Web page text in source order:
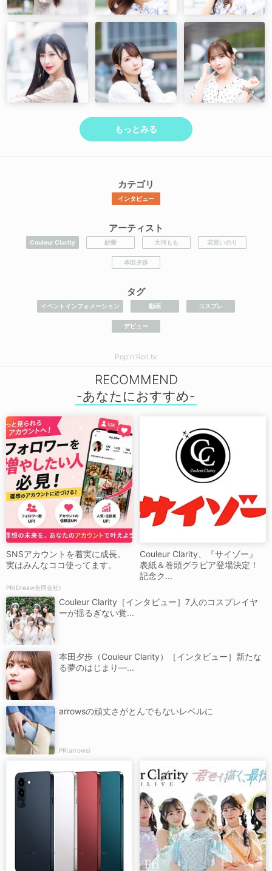
もっとみる
カテゴリ
インタビュー
アーティスト
Couleur Clarity 紗愛 大河もも 花宮いのり
本田夕歩
タグ
イベントインフォメーション 動画 コスプレ
デビュー
Pop'n'Roll.tv
RECOMMEND
SNSアカウントを着実に成長。
実はみんなココ使ってます。
PR(Dreaw合同会社)
Couleur Clarity、『サイゾー』
表紙＆巻頭グラビア登場決定！
記念ク...
Couleur Clarity［インタビュー］7人のコスプレイヤ
ーが揺るぎない覚...
本田夕歩（Couleur Clarity）［インタビュー］新たな
る夢のはじまり―...
arrowsの頑丈さがとんでもないレベルに
PR(arrows)